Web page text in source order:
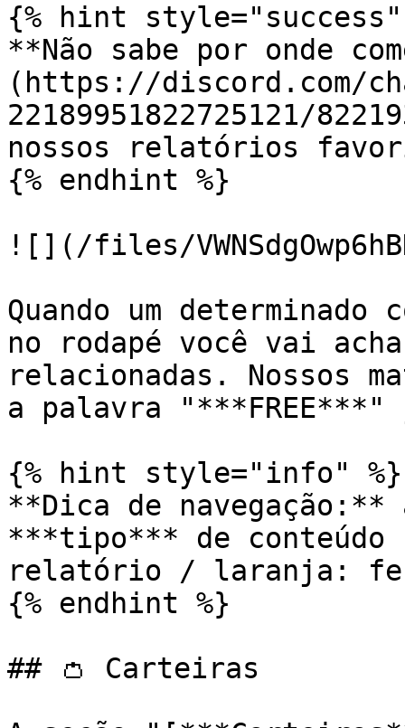
{% hint style="success"
**Não sabe por onde
(https://discord.com/
22189951822725121/
nossos relatórios
{% endhint %}
![](/files/
Quando um
no rodapé você vai
relacionadas. Nossos
a palavra
{% hint style="info" %}
**Dica de
***tipo*** de
relatório / laranja:
{% endhint %}
## 👛 Carteiras